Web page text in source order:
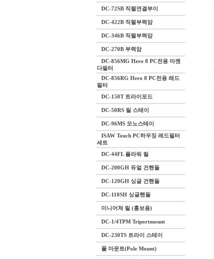
DC-72SB 직렬연결부이
DC-422B 직렬부력암
DC-346B 직렬부력암
DC-270B 부력암
DC-856MG Hero 8 PC전용 마젠
다필터
DC-856RG Hero 8 PC전용 레드
필터
DC-150T 트라이포드
DC-50RS 릴 스테이
DC-96MS 모노스테이
ISAW Touch PC하우징 레드필터
세트
DC-44FL 플라워 릴
DC-200GH 듀얼 건핸들
DC-120GH 싱글 건핸들
DC-110SH 싱글핸들
미니어쳐 릴 (홍보용)
DC-1/4TPM Triportmount
DC-230TS 트라이 스테이
폴 마운트(Pole Mount)